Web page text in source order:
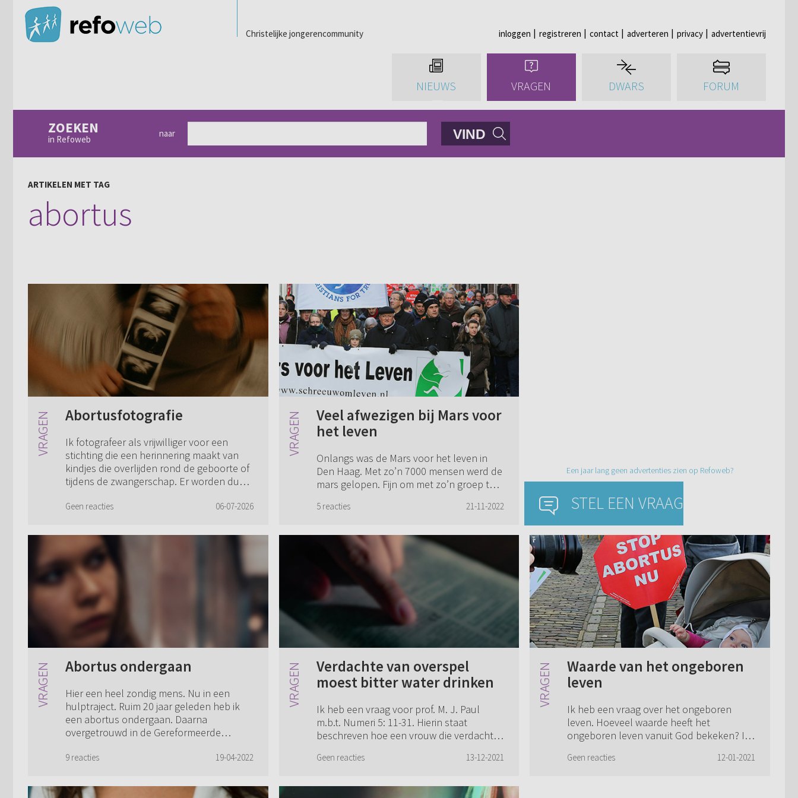
Christelijke jongerencommunity inloggen registreren contact adverteren privacy advertentievrij
NIEUWS VRAGEN DWARS FORUM
ZOEKEN
in Refoweb
naar VIND
ARTIKELEN MET TAG
abortus
Abortusfotografie
Ik fotografeer als vrijwilliger voor een
stichting die een herinnering maakt van
kindjes die overlijden rond de geboorte of
tijdens de zwangerschap. Er worden dus
Geen reacties 06-07-2026
Veel afwezigen bij Mars voor
het leven
Onlangs was de Mars voor het leven in
Den Haag. Met zo’n 7000 mensen werd de
mars gelopen. Fijn om met zo’n groep te
leven. Tegelijkertijd was het een
5 reacties 21-11-2022
Een jaar lang geen advertenties zien op Refoweb?
STEL EEN VRAAG
Abortus ondergaan
Hier een heel zondig mens. Nu in een
hulptraject. Ruim 20 jaar geleden heb ik
een abortus ondergaan. Daarna
overgetrouwd in de Gereformeerde
maar achteraf is dat...
9 reacties 19-04-2022
Verdachte van overspel
moest bitter water drinken
Ik heb een vraag voor prof. M. J. Paul
m.b.t. Numeri 5: 11-31. Hierin staat
beschreven hoe een vrouw die verdacht
behandeld dient te worden om vast te
Geen reacties 13-12-2021
Waarde van het ongeboren
leven
Ik heb een vraag over het ongeboren
leven. Hoeveel waarde heeft het
ongeboren leven vanuit God bekeken? Is
waarde als het geboren? Jaarlijks worden
Geen reacties 12-01-2021